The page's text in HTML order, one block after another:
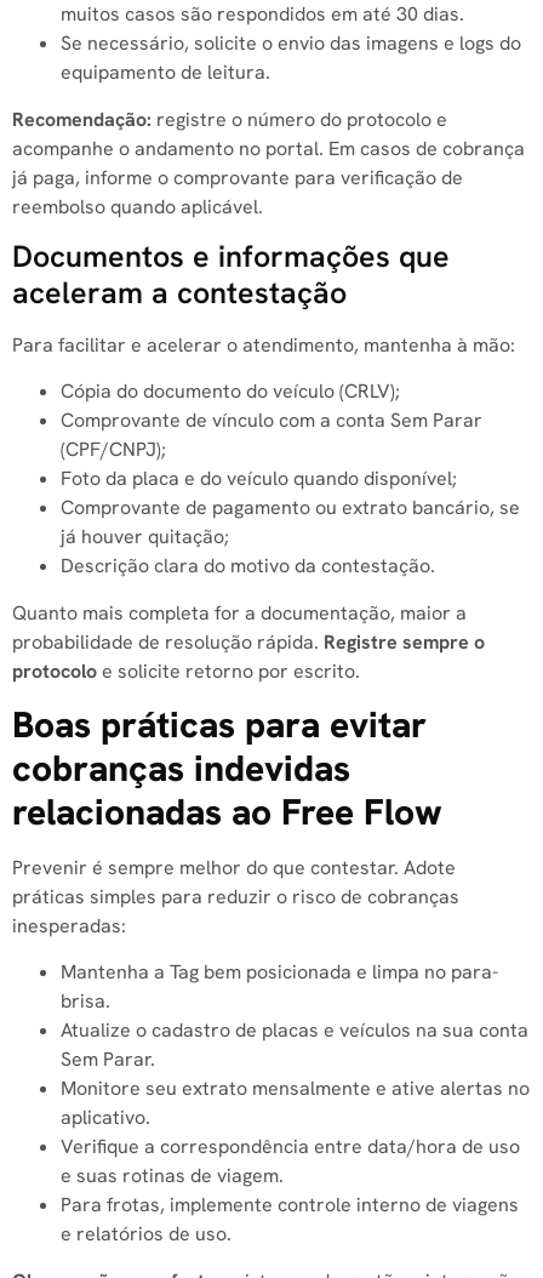
muitos casos são respondidos em até 30 dias.
Se necessário, solicite o envio das imagens e logs do
equipamento de leitura.
Recomendação: registre o número do protocolo e
acompanhe o andamento no portal. Em casos de cobrança
já paga, informe o comprovante para verificação de
reembolso quando aplicável.
Documentos e informações que
aceleram a contestação
Para facilitar e acelerar o atendimento, mantenha à mão:
Cópia do documento do veículo (CRLV);
Comprovante de vínculo com a conta Sem Parar
(CPF/CNPJ);
Foto da placa e do veículo quando disponível;
Comprovante de pagamento ou extrato bancário, se
já houver quitação;
Descrição clara do motivo da contestação.
Quanto mais completa for a documentação, maior a
probabilidade de resolução rápida. Registre sempre o
protocoloe solicite retorno por escrito.
Boas práticas para evitar
cobranças indevidas
relacionadas ao Free Flow
Prevenir é sempre melhor do que contestar. Adote
práticas simples para reduzir o risco de cobranças
inesperadas:
Mantenha a Tag bem posicionada e limpa no para-
brisa.
Atualize o cadastro de placas e veículos na sua conta
Sem Parar.
Monitore seu extrato mensalmente e ative alertas no
aplicativo.
Verifique a correspondência entre data/hora de uso
e suas rotinas de viagem.
Para frotas, implemente controle interno de viagens
e relatórios de uso.